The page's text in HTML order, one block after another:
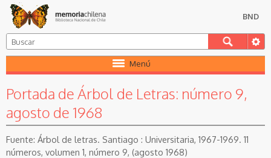
BND
Menú
Portada de Árbol de Letras: número 9,
agosto de 1968
Árbol de letras. Santiago : Universitaria, 1967-1969. 11
números, volumen 1, número 9, (agosto 1968)